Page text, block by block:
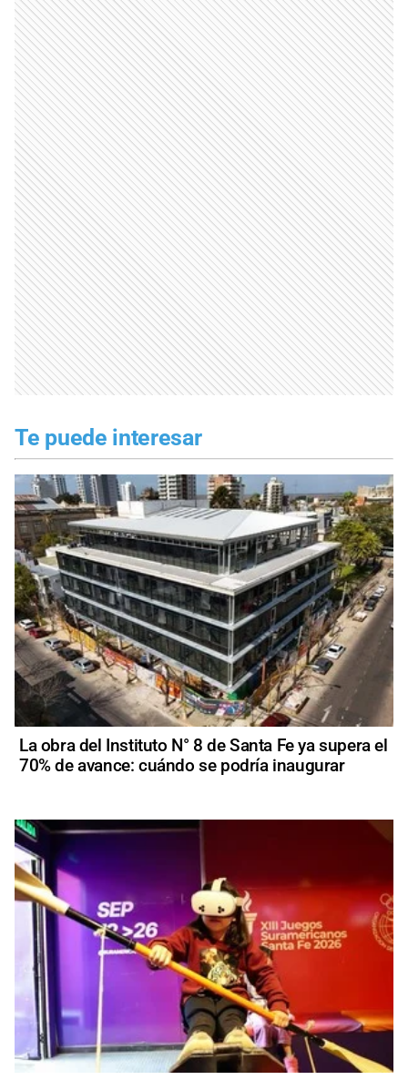
Te puede interesar
La obra del Instituto N° 8 de Santa Fe ya supera el
70% de avance: cuándo se podría inaugurar